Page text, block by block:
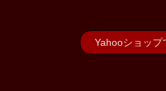
Yahooショップ